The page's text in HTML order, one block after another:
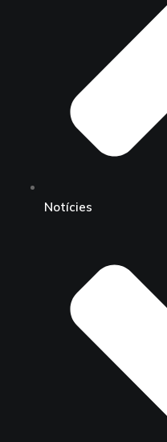
Notícies